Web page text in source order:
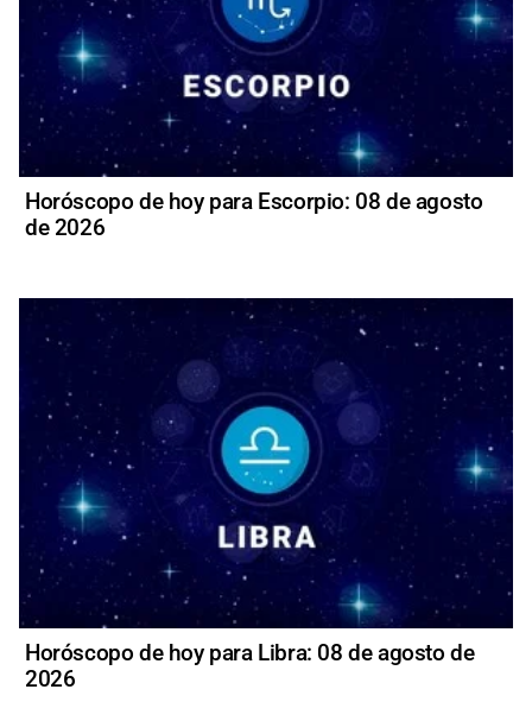
Horóscopo de hoy para Escorpio: 08 de agosto
de 2026
Horóscopo de hoy para Libra: 08 de agosto de
2026